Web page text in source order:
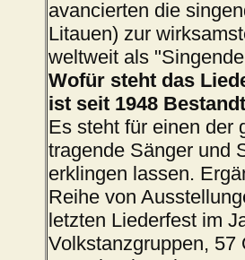
avancierten die
Litauen) zur
weltweit als
Wofür steht das
ist seit 1948
Es steht für einen der
tragende Sänger und
erklingen lassen.
Reihe von
letzten Liederfest im
Volkstanzgruppen, 57